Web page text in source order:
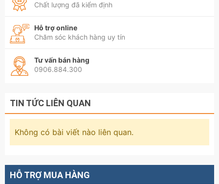
Chất lượng đã kiểm định
Hỗ trợ online
Chăm sóc khách hàng uy tín
Tư vấn bán hàng
0906.884.300
TIN TỨC LIÊN QUAN
Không có bài viết nào liên quan.
HỖ TRỢ MUA HÀNG